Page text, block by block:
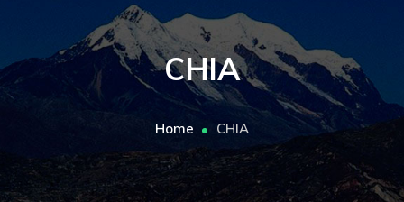
CHIA
Home CHIA